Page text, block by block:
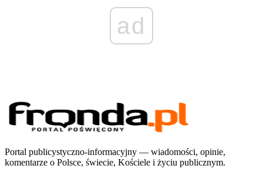
ad
Portal publicystyczno-informacyjny — wiadomości, opinie,
komentarze o Polsce, świecie, Kościele i życiu publicznym.